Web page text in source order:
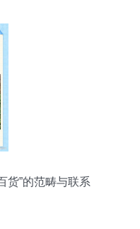
货”的范畴与联系